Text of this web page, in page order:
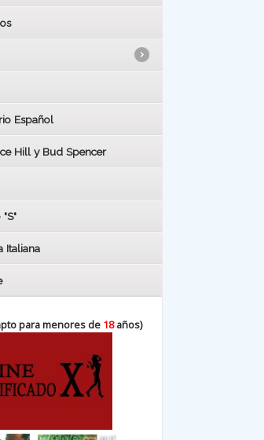
Español
Hill y Bud Spencer
Italiana
para menores de 18años)